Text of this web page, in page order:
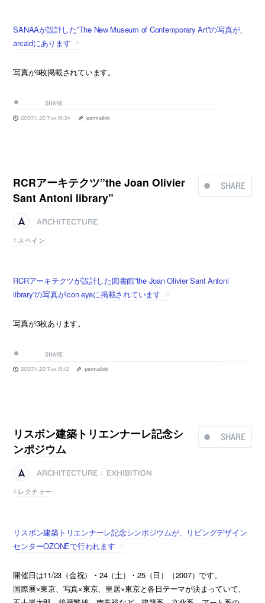
SANAAが設計した”The New Museum of Contemporary Art”の写真が、
arcaidにあります
写真が9枚掲載されています。
SHARE
2007.11.20 Tue 16:34 permalink
SHARE
RCRアーキテクツ”the Joan Olivier
Sant Antoni library”
ARCHITECTURE
スペイン
RCRアーキテクツが設計した図書館”the Joan Olivier Sant Antoni
library”の写真がicon eyeに掲載されています
写真が3枚あります。
SHARE
2007.11.20 Tue 15:12 permalink
SHARE
リスボン建築トリエンナーレ記念シ
ンポジウム
ARCHITECTURE
EXHIBITION
レクチャー
リスボン建築トリエンナーレ記念シンポジウムが、リビングデザイン
センターOZONEで行われます
開催日は11/23（金祝）・24（土）・25（日）（2007）です。
国際展×東京、写真×東京、皇居×東京と各日テーマが決まっていて、